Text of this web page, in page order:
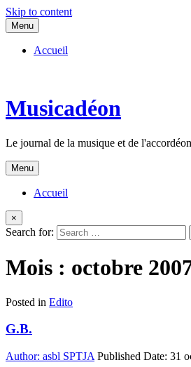
Skip to content
Menu
Accueil
Musicadéon
Le journal de la musique et de l'accordéon
Menu
Accueil
×
Search for:
Mois : octobre
Posted in Edito
G.B.
Author: asbl SPTJA Published Date: 31